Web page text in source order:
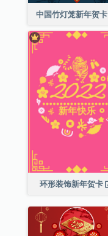
中国竹灯笼新年贺卡
环形装饰新年贺卡